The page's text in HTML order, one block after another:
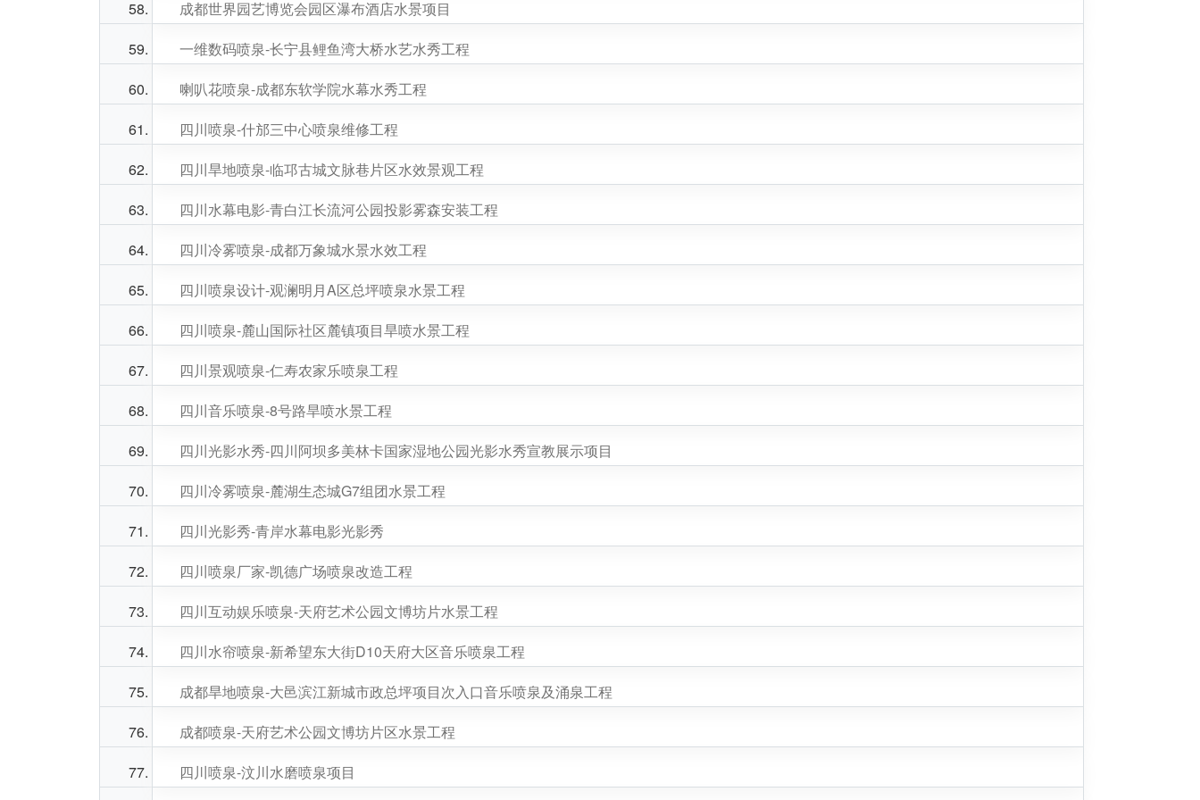
成都世界园艺博览会园区瀑布酒店水景项目
一维数码喷泉-长宁县鲤鱼湾大桥水艺水秀工程
喇叭花喷泉-成都东软学院水幕水秀工程
四川喷泉-什邡三中心喷泉维修工程
四川旱地喷泉-临邛古城文脉巷片区水效景观工程
四川水幕电影-青白江长流河公园投影雾森安装工程
四川冷雾喷泉-成都万象城水景水效工程
四川喷泉设计-观澜明月A区总坪喷泉水景工程
四川喷泉-麓山国际社区麓镇项目旱喷水景工程
四川景观喷泉-仁寿农家乐喷泉工程
四川音乐喷泉-8号路旱喷水景工程
四川光影水秀-四川阿坝多美林卡国家湿地公园光影水秀宣教展示项目
四川冷雾喷泉-麓湖生态城G7组团水景工程
四川光影秀-青岸水幕电影光影秀
四川喷泉厂家-凯德广场喷泉改造工程
四川互动娱乐喷泉-天府艺术公园文博坊片水景工程
四川水帘喷泉-新希望东大街D10天府大区音乐喷泉工程
成都旱地喷泉-大邑滨江新城市政总坪项目次入口音乐喷泉及涌泉工程
成都喷泉-天府艺术公园文博坊片区水景工程
四川喷泉-汶川水磨喷泉项目